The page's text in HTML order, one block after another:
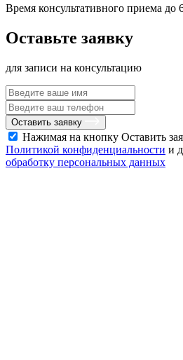
Время консультативного приема до
Оставьте заявку
для записи на консультацию
Оставить заявку
Нажимая на кнопку Оставить
Политикой конфиденциальности и
обработку персональных данных